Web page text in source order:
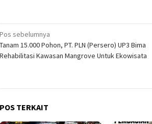
Navigasi
pos
Pos sebelumnya
Tanam 15.000 Pohon, PT. PLN (Persero) UP3 Bima
Rehabilitasi Kawasan Mangrove Untuk Ekowisata
POS TERKAIT